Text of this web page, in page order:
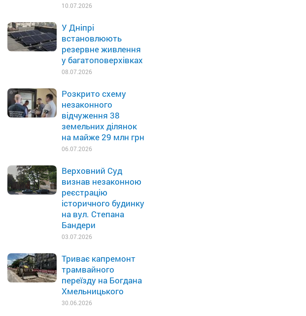
10.07.2026
У Дніпрі
встановлюють
резервне живлення
у багатоповерхівках
08.07.2026
Розкрито схему
незаконного
відчуження 38
земельних ділянок
на майже 29 млн грн
06.07.2026
Верховний Суд
визнав незаконною
реєстрацію
історичного будинку
на вул. Степана
Бандери
03.07.2026
Триває капремонт
трамвайного
переїзду на Богдана
Хмельницького
30.06.2026